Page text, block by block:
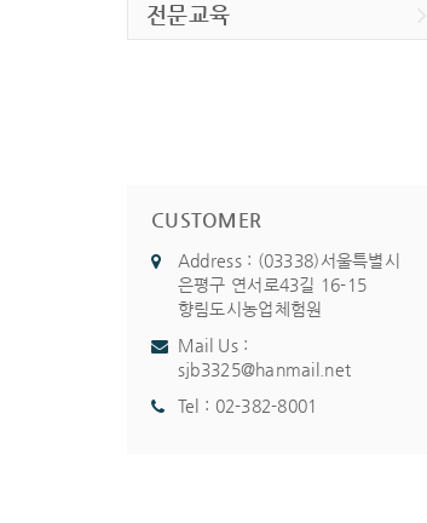
전문교육
CUSTOMER
Address : (03338)서울특별시
은평구 연서로43길 16-15
향림도시농업체험원
Mail Us :
sjb3325@hanmail.net
Tel : 02-382-8001